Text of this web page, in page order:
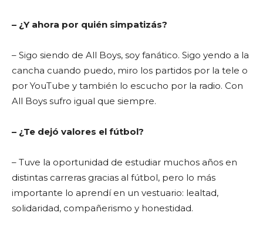
– ¿Y ahora por quién simpatizás?
– Sigo siendo de All Boys, soy fanático. Sigo yendo a la
cancha cuando puedo, miro los partidos por la tele o
por YouTube y también lo escucho por la radio. Con
All Boys sufro igual que siempre.
– ¿Te dejó valores el fútbol?
– Tuve la oportunidad de estudiar muchos años en
distintas carreras gracias al fútbol, pero lo más
importante lo aprendí en un vestuario: lealtad,
solidaridad, compañerismo y honestidad.